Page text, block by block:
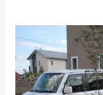
町
の